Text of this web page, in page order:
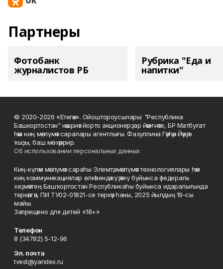
Партнеры
Фотобанк
журналистов РБ
Рубрика "Еда и
напитки"
© 2020-2026 «Етегән». Ойоштороусылары: "Республика
Башкортостан" нәшриәт йорто акционерҙар йәмғиәте, БР Матбуғат
һәм киң мәғлүмәт саралары агентлығы. Фазуллина Гәүһәр Йәүҙәт
ҡыҙы, баш мөхәррир.
Об использовании персональных данных
Киң-күләм мәғлүмәт сараһы Элемтә, мәғлүмәт технологиялары һәм
киң коммуникациялар өлкәһендә күҙәтеү буйынса федераль
хеҙмәттең Башҡортостан Республикаһы буйынса идаралығында
теркәлгән, ПИ ТУ02-01821-се теркәү һаны, 2025 йылдың 19-сы
майы.
Запрещено для детей «18+»
Телефон
8 (34782) 5-12-96
Эл. почта
tvest@yandex.ru